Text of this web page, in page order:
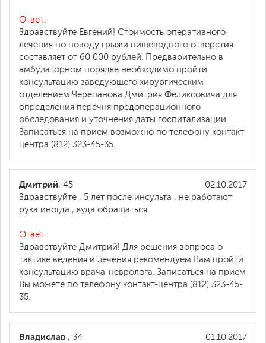
Ответ:
Здравствуйте Евгений! Стоимость оперативного
лечения по поводу грыжи пищеводного отверстия
составляет от 60 000 рублей. Предварительно в
амбулаторном порядке необходимо пройти
консультацию заведующего хирургическим
отделением Черепанова Дмитрия Феликсовича для
определения перечня предоперационного
обследования и уточнения даты госпитализации.
Записаться на прием возможно по телефону контакт-
центра (812) 323-45-35.
02.10.2017
Дмитрий, 45
Здравствуйте , 5 лет после инсульта , не работают
рука иногда , куда обращаться
Ответ:
Здравствуйте Дмитрий! Для решения вопроса о
тактике ведения и лечения рекомендуем Вам пройти
консультацию врача-невролога. Записаться на прием
Вы можете по телефону контакт-центра (812) 323-45-
35.
01.10.2017
Владислав , 34